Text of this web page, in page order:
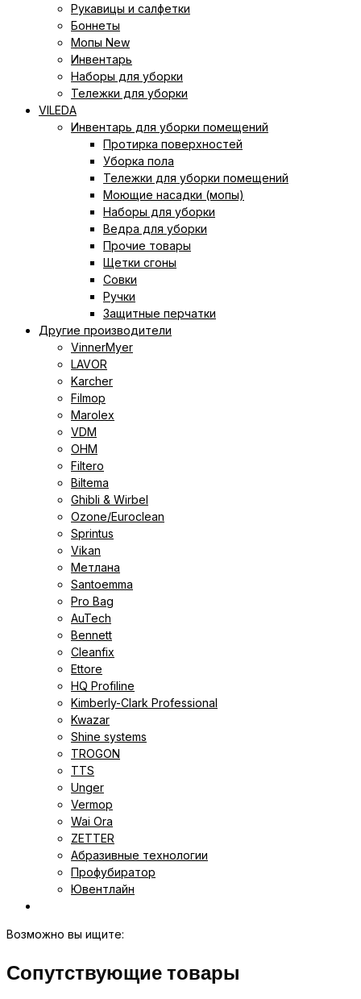
Рукавицы и салфетки
Боннеты
Мопы New
Инвентарь
Наборы для уборки
Тележки для уборки
VILEDA
Инвентарь для уборки помещений
Протирка поверхностей
Уборка пола
Тележки для уборки помещений
Моющие насадки (мопы)
Наборы для уборки
Ведра для уборки
Прочие товары
Щетки сгоны
Совки
Ручки
Защитные перчатки
Другие производители
VinnerMyer
LAVOR
Karcher
Filmop
Marolex
VDM
ОНМ
Filtero
Biltema
Ghibli & Wirbel
Ozone/Euroclean
Sprintus
Vikan
Метлана
Santoemma
Pro Bag
AuTech
Bennett
Cleanfix
Ettore
HQ Profiline
Kimberly-Clark Professional
Kwazar
Shine systems
TROGON
TTS
Unger
Vermop
Wai Ora
ZETTER
Абразивные технологии
Профубиратор
Ювентлайн
Возможно вы ищите:
Сопутствующие товары